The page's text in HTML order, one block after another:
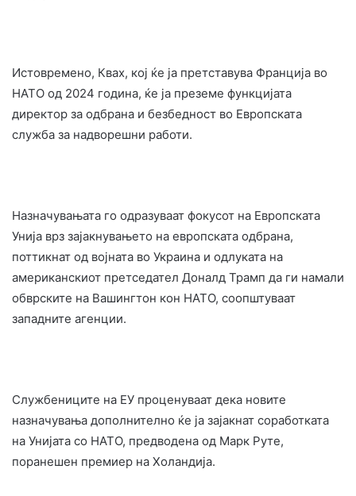
Истовремено, Квах, кој ќе ја претставува Франција во
НАТО од 2024 година, ќе ја преземе функцијата
директор за одбрана и безбедност во Европската
служба за надворешни работи.
Назначувањата го одразуваат фокусот на Европската
Унија врз зајакнувањето на европската одбрана,
поттикнат од војната во Украина и одлуката на
американскиот претседател Доналд Трамп да ги намали
обврските на Вашингтон кон НАТО, соопштуваат
западните агенции.
Службениците на ЕУ проценуваат дека новите
назначувања дополнително ќе ја зајакнат соработката
на Унијата со НАТО, предводена од Марк Руте,
поранешен премиер на Холандија.